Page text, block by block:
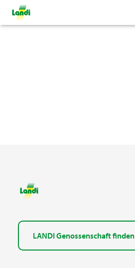
LANDI Genossenschaft finden